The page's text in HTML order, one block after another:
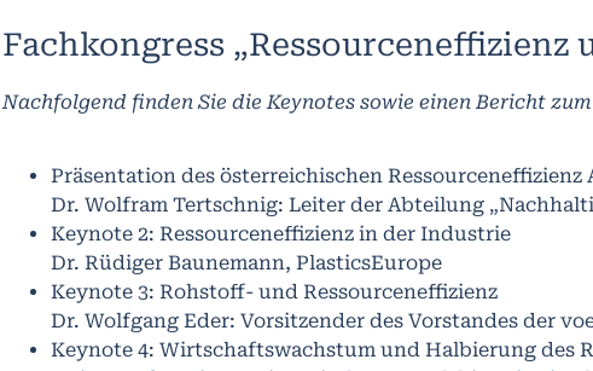
Fachkongress
Nachfolgend finden Sie die Keynotes sowie einen Bericht
Präsentation des österreichischen Ressourceneffizienz
Dr. Wolfram Tertschnig: Leiter der Abteilung
Keynote 2: Ressourceneffizienz in der Industrie
Dr. Rüdiger Baunemann, PlasticsEurope
Keynote 3: Rohstoff- und Ressourceneffizienz
Dr. Wolfgang Eder: Vorsitzender des Vorstandes der
Keynote 4: Wirtschaftswachstum und Halbierung des